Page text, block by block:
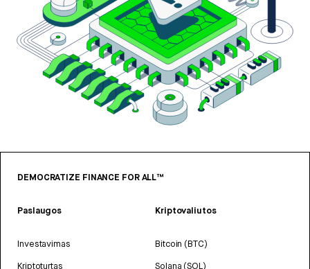
DEMOCRATIZE FINANCE FOR ALL™
Paslaugos
Investavimas
Kriptoturtas
Kriptovaliutos
Bitcoin (BTC)
Solana (SOL)